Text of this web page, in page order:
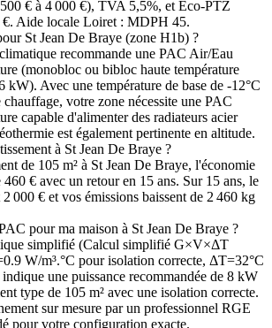
€ à 4 000 €), TVA 5,5%, et Éco-PTZ
€. Aide locale Loiret : MDPH 45.
St Jean De Braye (zone H1b) ?
recommande une PAC Air/Eau
(monobloc ou bibloc haute température
kW). Avec une température de base de -12°C
votre zone nécessite une PAC
capable d'alimenter des radiateurs acier
est également pertinente en altitude.
à St Jean De Braye ?
de 105 m² à St Jean De Braye, l'économie
460 € avec un retour en 15 ans. Sur 15 ans, le
000 € et vos émissions baissent de 2 460 kg
pour ma maison à St Jean De Braye ?
simplifié (Calcul simplifié G×V×ΔT
W/m³.°C pour isolation correcte, ΔT=32°C
une puissance recommandée de 8 kW
type de 105 m² avec une isolation correcte.
sur mesure par un professionnel RGE
pour votre configuration exacte.